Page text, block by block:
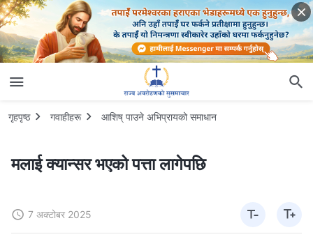
गृहपृष्ठ गवाहीहरू आशिष् पाउने अभिप्रायको समाधान
मलाई क्यान्सर भएको पत्ता लागेपछि
7 अक्टोबर 2025